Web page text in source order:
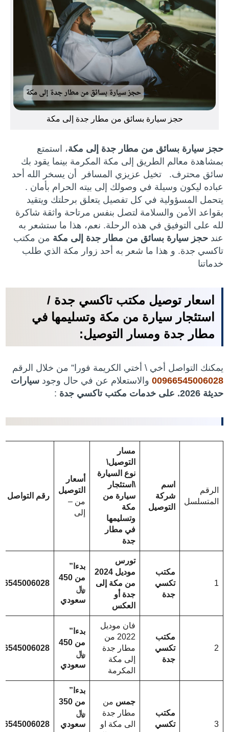
حجز سيارة بسائق من مطار جدة إلى مكة
حجز سيارة بسائق من مطار جدة إلى مكة، استمتع
بمشاهدة معالم الطريق إلى مكة المكرمة بينما يقود بك
سائق محترف. تخيل عزيزي المسافر أن يسخر الله أحد
عباده ليكون وسيلة في وصولك إلى بيته الحرام بأمان .
يتحمل المسؤولية في كل تفصيل يتعلق برحلتك ويتقيد
بقواعد الأمن والسلامة لتصل بنفس مرتاحة واثقة شاكرة
لله على التوفيق في هذه الرحلة. نعم، هذا ما ستشعر به
عندحجز سيارة بسائق من مطار جدة إلى مكة من مكتب
تاكسي جدة. و هذا ما شعر به أحد زوار مكة الذي طلب
خدماتنا
اسعار توصيل مكتب تاكسي جدة /
استئجار سيارة من مكة وتسليمها في
مطار جدة ومسار التوصيل:
يمكنك التواصل أخي \ أختي الكريمة فورا” من خلال الرقم
00966545006028 والاستعلام عن في حال وجودسيارات
حديثة 2026. على خدمات مكتب تاكسي جدة
:
الرقم
المتسلسل
اسم
شركة
التوصيل
مسار
التوصيل\
نوع السيارة
\استئجار
سيارة من
مكة
وتسليمها
في مطار
جدة
أسعار
التوصيل
من –
إلى
رقم التواصل
1
مكتب
تكسي
جدة
تورس
موديل 2024
من مكة إلى
جدة أو
العكس
بدءا”
من 450
﷼
سعودي
2
مكتب
تكسي
جدة
فان موديل
2022 من
مطار جدة
إلى مكة
المكرمة
بدءا”
من 450
﷼
سعودي
3
مكتب
تكسي
جمس من
مطار جدة
الى مكة او
بدءا”
من 350
﷼
سعودي